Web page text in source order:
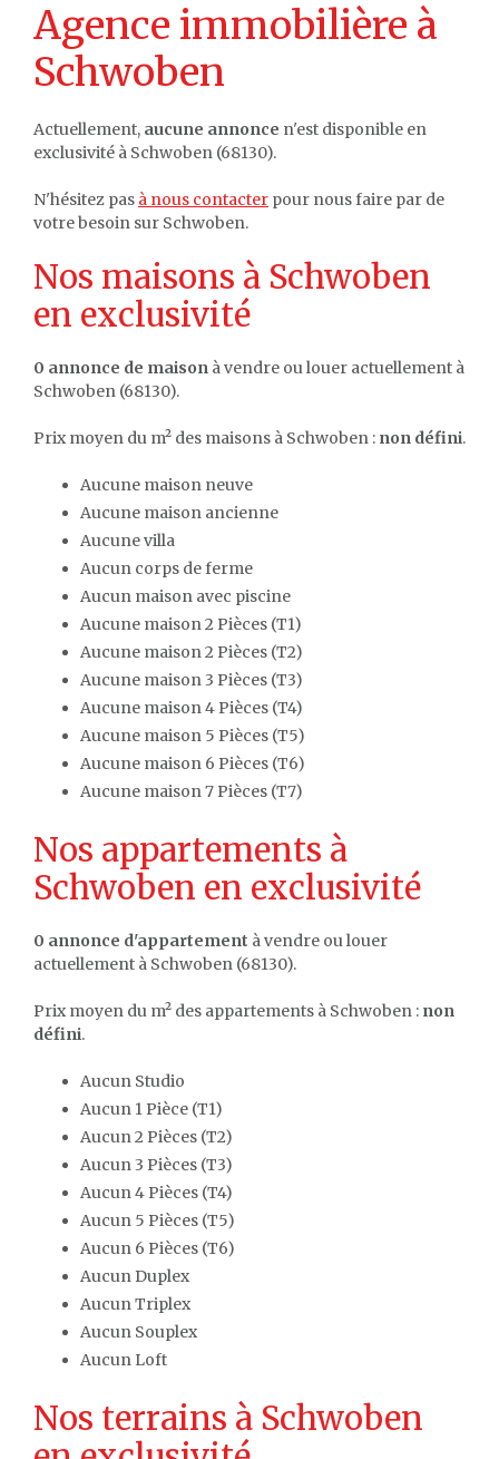
Agence immobilière à
Schwoben
Actuellement, aucune annonce n'est disponible en
exclusivité à Schwoben (68130).
N'hésitez pas à nous contacter pour nous faire par de
votre besoin sur Schwoben.
Nos maisons à Schwoben
en exclusivité
0 annonce de maison à vendre ou louer actuellement à
Schwoben (68130).
Prix moyen du m² des maisons à Schwoben : non défini.
Aucune maison neuve
Aucune maison ancienne
Aucune villa
Aucun corps de ferme
Aucun maison avec piscine
Aucune maison 2 Pièces (T1)
Aucune maison 2 Pièces (T2)
Aucune maison 3 Pièces (T3)
Aucune maison 4 Pièces (T4)
Aucune maison 5 Pièces (T5)
Aucune maison 6 Pièces (T6)
Aucune maison 7 Pièces (T7)
Nos appartements à
Schwoben en exclusivité
0 annonce d'appartement à vendre ou louer
actuellement à Schwoben (68130).
Prix moyen du m² des appartements à Schwoben : non
défini.
Aucun Studio
Aucun 1 Pièce (T1)
Aucun 2 Pièces (T2)
Aucun 3 Pièces (T3)
Aucun 4 Pièces (T4)
Aucun 5 Pièces (T5)
Aucun 6 Pièces (T6)
Aucun Duplex
Aucun Triplex
Aucun Souplex
Aucun Loft
Nos terrains à Schwoben